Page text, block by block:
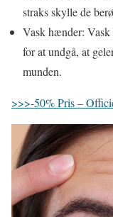
straks skylle de
Vask hænder:
for at undgå, at
munden.
>>>-50% Pris –